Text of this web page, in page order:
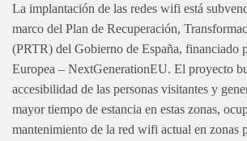
La implantación de las redes wifi está
marco del Plan de Recuperación,
(PRTR) del Gobierno de España, financiado
Europea – NextGenerationEU. El proyecto
accesibilidad de las personas visitantes y
mayor tiempo de estancia en estas zonas,
mantenimiento de la red wifi actual en zonas